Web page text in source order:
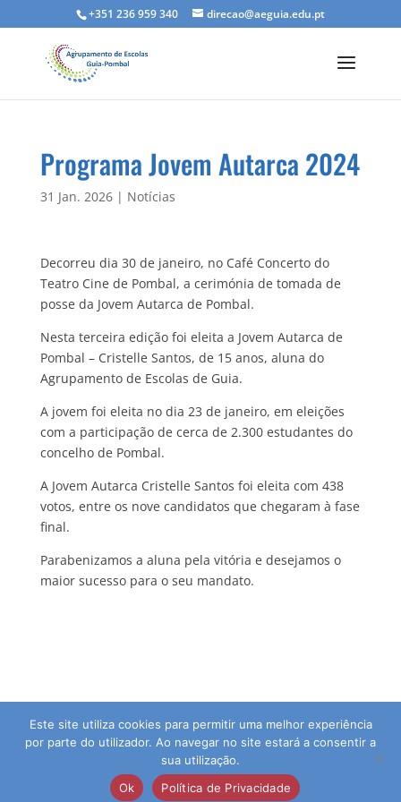
+351 236 959 340 direcao@aeguia.edu.pt
Programa Jovem Autarca 2024
31 Jan. 2026| Notícias
Decorreu dia 30 de janeiro, no Café Concerto do
Teatro Cine de Pombal, a cerimónia de tomada de
posse da Jovem Autarca de Pombal.
Nesta terceira edição foi eleita a Jovem Autarca de
Pombal – Cristelle Santos, de 15 anos, aluna do
Agrupamento de Escolas de Guia.
A jovem foi eleita no dia 23 de janeiro, em eleições
com a participação de cerca de 2.300 estudantes do
concelho de Pombal.
A Jovem Autarca Cristelle Santos foi eleita com 438
votos, entre os nove candidatos que chegaram à fase
final.
Parabenizamos a aluna pela vitória e desejamos o
maior sucesso para o seu mandato.
© 2026 Agrupamento de Escolas da Guia | Direitos
Reservados | Desenvolvido por:pedroferraz.com
Este site utiliza cookies para permitir uma melhor experiência
por parte do utilizador. Ao navegar no site estará a consentir a
sua utilização.
Ok
Política de Privacidade